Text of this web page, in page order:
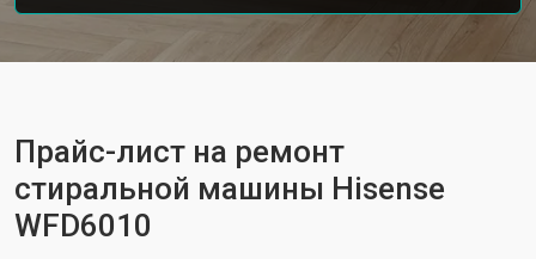
Прайс-лист на ремонт
стиральной машины Hisense
WFD6010